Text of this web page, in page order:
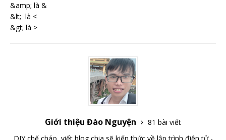
&amp; là &
&lt; là <
&gt; là >
Giới thiệu Đào Nguyện
81 bài viết